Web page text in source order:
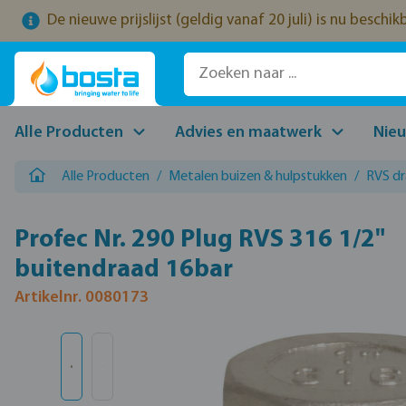
de hoofdinhoud
Ga naar de zoekopdracht
Ga naar de hoofdnavigatie
De nieuwe prijslijst (geldig vanaf 20 juli) is nu
Alle Producten Advies en maatwerk
Alle Producten / Metalen buizen & hulpstukken / RVS
Profec Nr. 290 Plug RVS 316 1/2"
buitendraad 16bar
Artikelnr. 0080173